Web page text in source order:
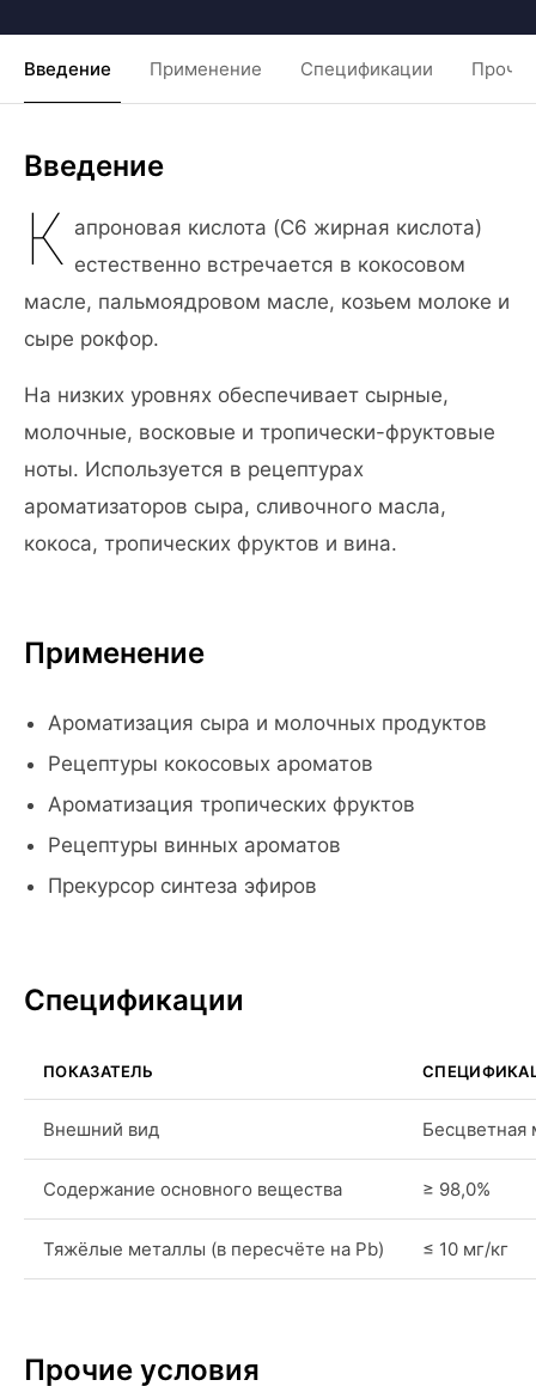
Введение Применение Спецификации
Введение
К апроновая кислота (C6 жирная кислота)
естественно встречается в кокосовом
масле, пальмоядровом масле, козьем молоке и
сыре рокфор.
На низких уровнях обеспечивает сырные,
молочные, восковые и тропически-фруктовые
ноты. Используется в рецептурах
ароматизаторов сыра, сливочного масла,
кокоса, тропических фруктов и вина.
Применение
Ароматизация сыра и молочных продуктов
Рецептуры кокосовых ароматов
Ароматизация тропических фруктов
Рецептуры винных ароматов
Прекурсор синтеза эфиров
Спецификации
ПОКАЗАТЕЛЬ
Внешний вид Бесцветная
Содержание основного вещества ≥ 98,0%
Тяжёлые металлы (в пересчёте на Pb) ≤ 10 мг/кг
Прочие условия